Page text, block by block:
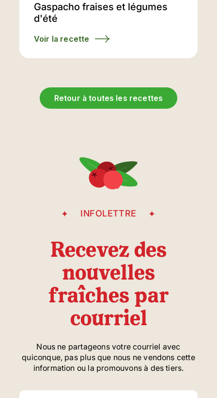
Gaspacho fraises et légumes
d'été
Voir la recette
Retour à toutes les recettes
INFOLETTRE
Recevez des
nouvelles
fraîches par
courriel
Nous ne partageons votre courriel avec
quiconque, pas plus que nous ne vendons cette
information ou la promouvons à des tiers.